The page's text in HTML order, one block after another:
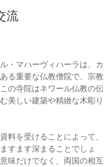
流
・マハーヴィハーラは、カ
る重要な仏教僧院で、宗教
の寺院はネワール仏教の伝
美しい建築や精緻な木彫り
料を受けることによって、
すます深まることでしょ
味だけでなく、両国の相互